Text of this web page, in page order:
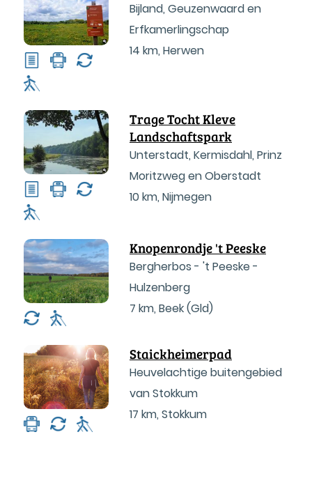
Bijland, Geuzenwaard en
Erfkamerlingschap
14 km, Herwen
Trage Tocht Kleve
Landschaftspark
Unterstadt, Kermisdahl, Prinz
Moritzweg en Oberstadt
10 km, Nijmegen
Knopenrondje 't Peeske
Bergherbos - 't Peeske -
Hulzenberg
7 km, Beek (Gld)
Staickheimerpad
Heuvelachtige buitengebied
van Stokkum
17 km, Stokkum